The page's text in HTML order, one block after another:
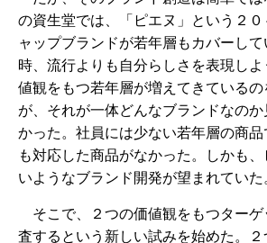
の資生堂では、「ピエヌ」という２
ャップブランドが若年層もカバーし
時、流行よりも自分らしさを表現し
値観をもつ若年層が増えてきているの
が、それが一体どんなブランドなの
かった。社員には少ない若年層の商
も対応した商品がなかった。しかも
いようなブランド開発が望まれていた
そこで、２つの価値観をもつターゲ
査するという新しい試みを始めた。